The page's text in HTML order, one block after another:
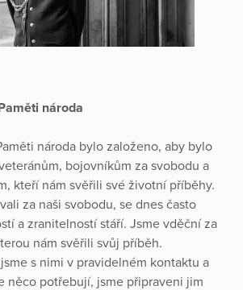
národa
národa bylo založeno, aby bylo
bojovníkům za svobodu a
kteří nám svěřili své životní příběhy.
za naši svobodu, se dnes často
a zranitelností stáří. Jsme vděční za
nám svěřili svůj příběh.
s nimi v pravidelném kontaktu a
něco potřebují, jsme připraveni jim